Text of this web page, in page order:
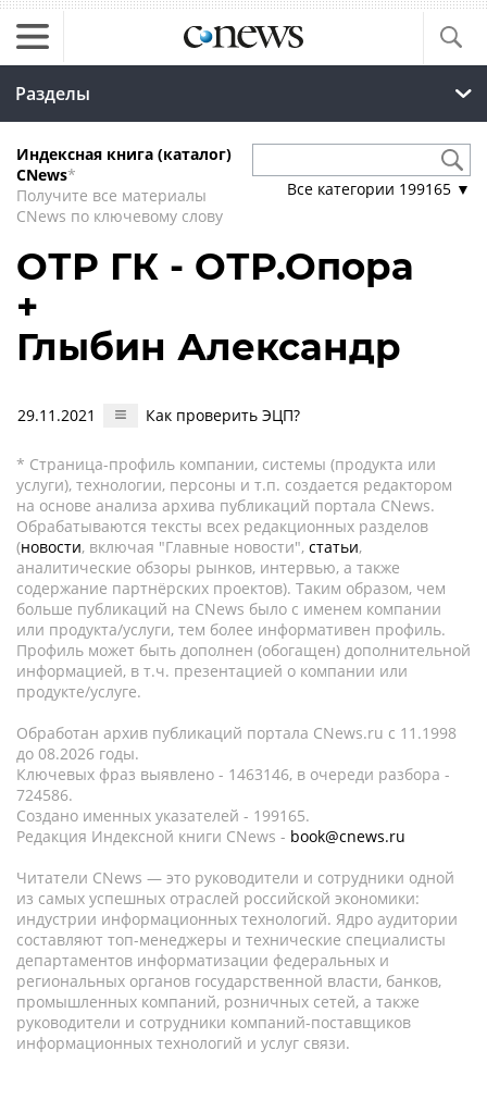
Разделы
Индексная книга (каталог)
CNews*
Получите все материалы
CNews по ключевому слову
Все категории 199165 ▼
ОТР ГК - ОТР.Опора
+
Глыбин Александр
29.11.2021 Как проверить ЭЦП?
* Страница-профиль компании, системы (продукта или
услуги), технологии, персоны и т.п. создается редактором
на основе анализа архива публикаций портала CNews.
Обрабатываются тексты всех редакционных разделов
(новости, включая "Главные новости", статьи,
аналитические обзоры рынков, интервью, а также
содержание партнёрских проектов). Таким образом, чем
больше публикаций на CNews было с именем компании
или продукта/услуги, тем более информативен профиль.
Профиль может быть дополнен (обогащен) дополнительной
информацией, в т.ч. презентацией о компании или
продукте/услуге.
Обработан архив публикаций портала CNews.ru c 11.1998
до 08.2026 годы.
Ключевых фраз выявлено - 1463146, в очереди разбора -
724586.
Создано именных указателей - 199165.
Редакция Индексной книги CNews - book@cnews.ru
Читатели CNews — это руководители и сотрудники одной
из самых успешных отраслей российской экономики:
индустрии информационных технологий. Ядро аудитории
составляют топ-менеджеры и технические специалисты
департаментов информатизации федеральных и
региональных органов государственной власти, банков,
промышленных компаний, розничных сетей, а также
руководители и сотрудники компаний-поставщиков
информационных технологий и услуг связи.